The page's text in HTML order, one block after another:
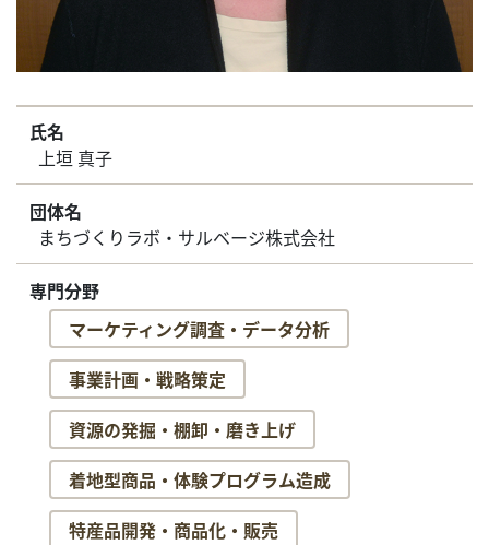
氏名
上垣 真子
団体名
まちづくりラボ・サルベージ株式会社
専門分野
マーケティング調査・データ分析
事業計画・戦略策定
資源の発掘・棚卸・磨き上げ
着地型商品・体験プログラム造成
特産品開発・商品化・販売